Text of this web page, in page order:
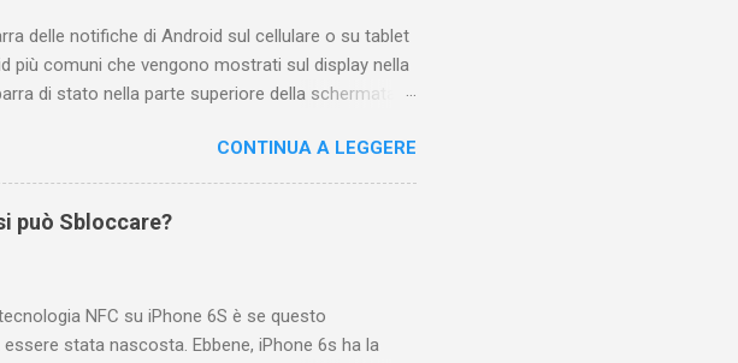
delle notifiche di Android sul cellulare o su tablet
più comuni che vengono mostrati sul display nella
di stato nella parte superiore della schermata
tra due gruppi di icone, con posizione
a sinistra forniscono informazioni relative alle
Se non conoscete il significato di una di queste
visualizzare i dettagli. Le icone a destra
il livello di carica della batteria e la connessione
CONTINUA A LEGGERE
può Sbloccare?
NFC su iPhone 6S è se questo
stata nascosta. Ebbene, iPhone 6s ha la